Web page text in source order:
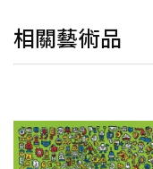
相關藝術品